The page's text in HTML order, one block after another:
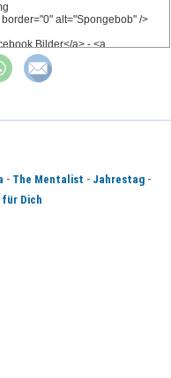
- The Mentalist - Jahrestag -
für Dich